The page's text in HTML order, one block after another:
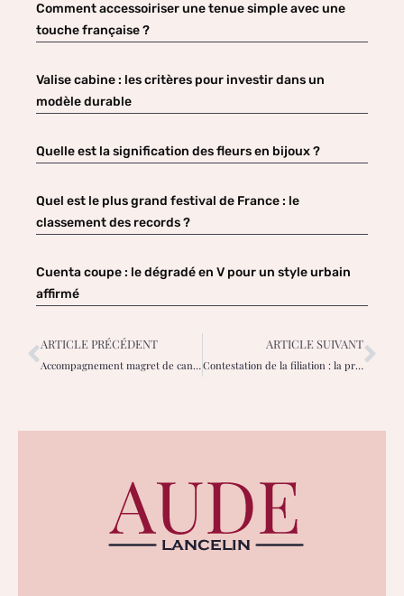
Comment accessoiriser une tenue simple avec une
touche française ?
Valise cabine : les critères pour investir dans un
modèle durable
Quelle est la signification des fleurs en bijoux ?
Quel est le plus grand festival de France : le
classement des records ?
Cuenta coupe : le dégradé en V pour un style urbain
affirmé
ARTICLE PRÉCÉDENT
Accompagnement magret de canard : les 10 meilleures suggestions pour vos invités
ARTICLE SUIVANT
Contestation de la filiation : la procédure pour rétablir la vérité biologique